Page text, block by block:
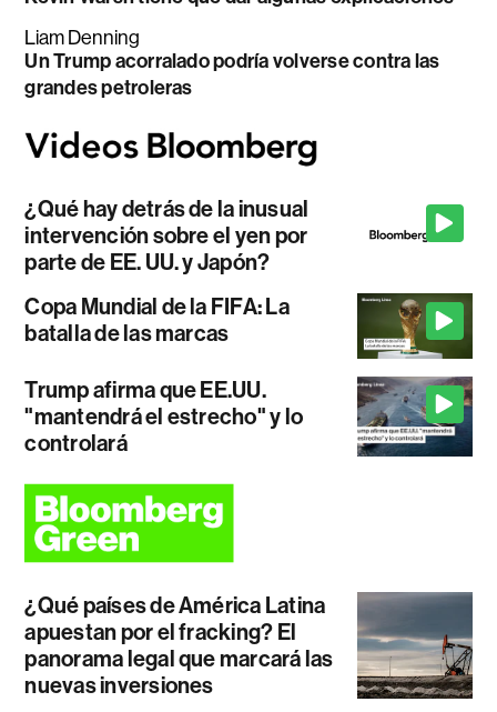
Liam Denning
Un Trump acorralado podría volverse contra las
grandes petroleras
¿Qué hay detrás de la inusual
intervención sobre el yen por
parte de EE. UU. y Japón?
Copa Mundial de la FIFA: La
batalla de las marcas
Trump afirma que EE.UU.
"mantendrá el estrecho" y lo
controlará
¿Qué países de América Latina
apuestan por el fracking? El
panorama legal que marcará las
nuevas inversiones